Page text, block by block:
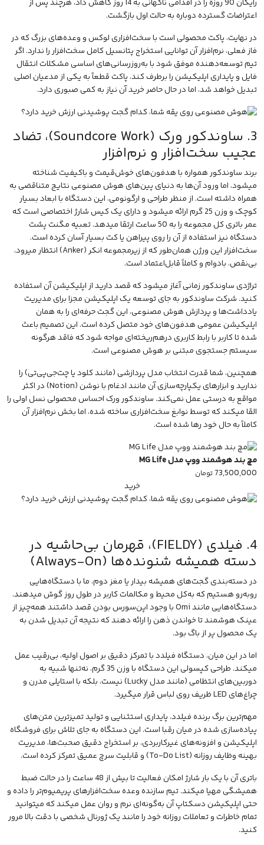
رایگان 90 روزه را در اقدامی ناگهانی به 14 روز کاهش داد، هرچند پس از
اعتراضات گسترده دوباره به حالت اول بازگشت.
در نهایت، پاکت محصولی است با سخت‌افزاری لوکس و وعده‌های بزرگ که در
فاز فعلی، نرم‌افزار آن توانایی استخراج پتانسیل کامل سخت‌افزار را ندارد. اگر
تیم توسعه‌دهنده موفق شود با به‌روزرسانی‌های اساسی مشکلات انتقال
فایل و پایداری اپلیکیشن را برطرف کند، پاکت قطعاً به یکی از مدعیان اصلی
تبدیل خواهد شد، اما در حال حاضر خرید آن نیاز به کمی صبوری دارد.
3. ساوندکور ورک (Soundcore Work)، تضاد
عجیب سخت‌افزار و نرم‌افزار
برند ساوندکور همواره با هدفون‌های خوش‌قیمت و باکیفیت شناخته
میشود، اما ورود آن‌ها به دنیای پین‌های هوش مصنوعی نتایج متناقضی به
همراه داشته است. از منظر طراحی و ارگونومی، این دستگاه با ابعاد بسیار
کوچک و وزن 25 گرم ارائه میشود و دارای یک کیس شارژ اختصاصی است که
عمر باتری کل مجموعه را به 50 ساعت ارتقا میدهد. تعبیه مگنت پشت
دستگاه نیز استفاده از آن را روی پیراهن یا کت بسیار آسان کرده است.
سخت‌افزار این ورژن همان‌طور که از زیرمجموعه انکر(
Anker) انتظار میرود،
بی‌نقص، بادوام و کاملاً قابل‌اعتماد است.
تراژدی ساوندکور زمانی آغاز میشود که قصد دارید از اپلیکیشن آن استفاده
کنید. شرکت ساوندکور به جای توسعه یک اپلیکیشن مجزا برای مدیریت
یادداشت‌ها و پردازش هوش مصنوعی، این گجت حرفه‌ای را به همان
اپلیکیشن عمومی هدفون‌های خود متصل کرده است. این تصمیم باعث
شده تا کاربر با رابط کاربری درهم‌ریخته‌ای مواجه شود که فاقد هرگونه
سیستم جستجوی مبتنی بر هوش مصنوعی است.
همچنین، شما قدرت انتخاب مدل پردازشی (مانند کلود یا چت‌جی‌پی‌تی) را
ندارید و ابزارهای یکپارچه‌سازی آن مانند ادغام با نوشن (Notion) در اکثر
مواقع به درستی عمل نمی‌کند. ساوندکور ورک احساس محصولی نسل اولی را
القا میکند که توسط نوابغ سخت‌افزاری ساخته شده، اما بخش نرم‌افزار آن
کاملاً به حال خود رها شده است.
مچ‌ بند هوشمند ووپ مدل MG Life
73,500,000 تومان
خرید
4. فیلدی (FIELDY)، قهرمان بی‌حاشیه در
دسته همیشه شنونده‌ها (Always-On)
در دسته‌بندی گجت‌های همیشه بیدار یا مغز دوم، ما با دستگاه‌هایی
روبه‌رو هستیم که به‌کل محیط و مکالمات کاربر در طول روز گوش میدهند.
دستگاه‌هایی مانند Omi با وجود اپن‌سورس بودن قصد داشتند همه‌چیز از
عینک هوشمندتا خواندن ذهن را ارائه دهند که نتیجه آن تبدیل شدن به
یک محصول پر از باگ بود.
اما در این میان، دستگاه فیلدد با تمرکز دقیق بر اصول اولیه، بی‌رقیب عمل
میکند. طراحی کپسولی این دستگاه با وزن 35 گرم، نه‌تنها شبیه به
دوربین‌های انتظامی (مانند مدل Lucky) نیست، بلکه با استایلی مدرن و
چراغ‌های LED ظریف روی لباس قرار میگیرد.
مهم‌ترین برگ برنده فیلدد، پایداری استثنایی و تولید تمیزترین متن‌های
پیاده‌سازی شده در میان رقبا است. این دستگاه به جای تلاش برای فروشگاه
اپلیکیشن و افزونه‌های غیرکاربردی، بر استخراج دقیق صحبت‌ها، مدیریت
بهینه وظایف روزانه (To-Do List) و قابلیت سرچ عمیق تمرکز کرده است.
باتری آن با یک بار شارژ امکان فعالیت تا بیش از 48 ساعت را در حالت ضبط
همیشگی مهیا میکند. تیم سازنده وعده سخت‌افزارهای پریمیوم‌تر را داده و
حتی اپلیکیشن دسکتاپ آن به‌گونه‌ای نرم و روان عمل میکند که میتوانید
تمام خاطرات و تعاملات روزانه خود را مانند یک ژورنال شخصی با دقت بالا مرور
کنید.